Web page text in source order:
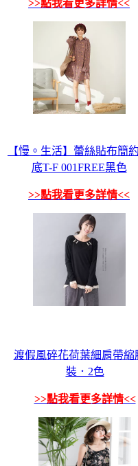
>>點我看更多詳情<<
【慢。生活】蕾絲貼布簡
底T-F 001FREE黑色
>>點我看更多詳情<<
渡假風碎花荷葉細肩帶縮
裝．2色
>>點我看更多詳情<<